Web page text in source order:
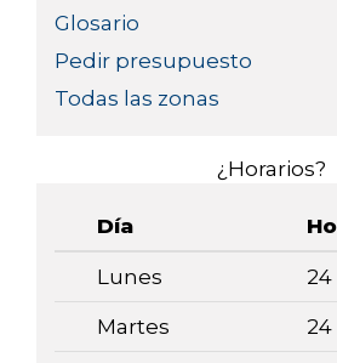
Glosario
Pedir presupuesto
Todas las zonas
¿Horarios?
Día
Lunes 24
Martes 24